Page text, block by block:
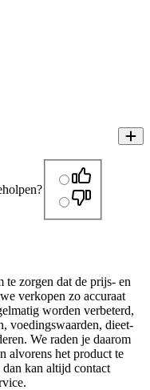
zorgen dat de prijs- en
verkopen zo accuraat
worden verbeterd,
voedingswaarden, dieet-
We raden je daarom
alvorens het product te
kan altijd contact